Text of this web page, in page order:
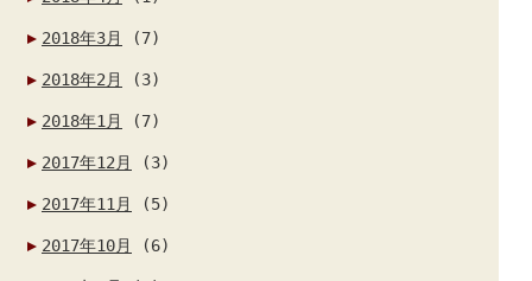
2018年3月 (7)
2018年2月 (3)
2018年1月 (7)
2017年12月 (3)
2017年11月 (5)
2017年10月 (6)